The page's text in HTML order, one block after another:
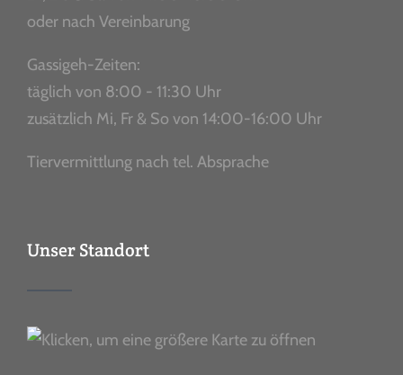
oder nach Vereinbarung
Gassigeh-Zeiten:
täglich von 8:00 - 11:30 Uhr
zusätzlich Mi, Fr & So von 14:00-16:00 Uhr
Tiervermittlung nach tel. Absprache
Unser Standort